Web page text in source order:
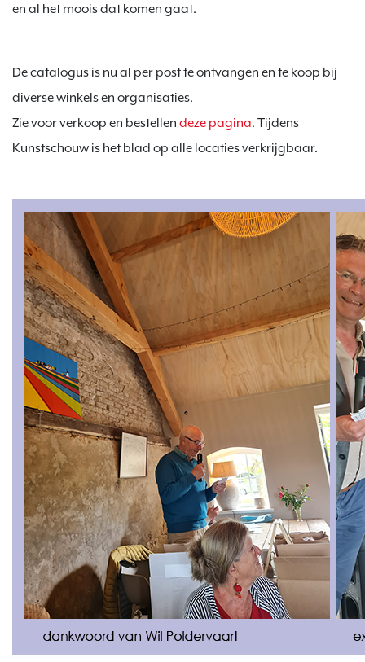
en al het moois dat komen gaat.
De catalogus is nu al per post te ontvangen en te koop bij
diverse winkels en organisaties.
Zie voor verkoop en bestellen deze pagina. Tijdens
Kunstschouw is het blad op alle locaties verkrijgbaar.